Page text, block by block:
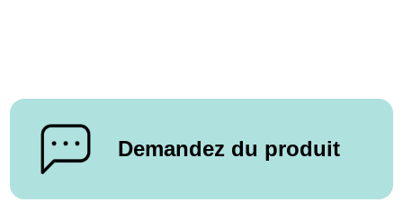
Demandez du produit